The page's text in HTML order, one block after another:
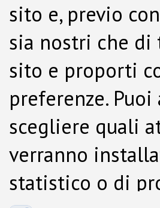
sito e, previo
sia nostri che di
sito e proporti
preferenze.
scegliere quali
verranno
statistico o di